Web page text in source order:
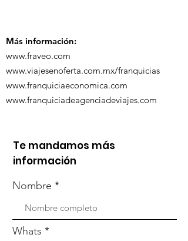
Más información:
www.fraveo.com
www.viajesenoferta.com.mx/franquicias
www.franquiciaeconomica.com
www.franquiciadeagenciadeviajes.com
Te mandamos más
información
Nombre
Whats